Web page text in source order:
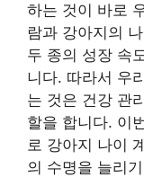
하는 것이 바로
람과 강아지의
두 종의 성장 속
니다. 따라서 우
는 것은 건강 관
할을 합니다. 이
로 강아지 나이
의 수명을 늘리